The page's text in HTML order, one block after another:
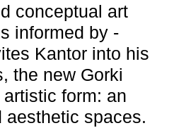
conceptual art
informed by
Kantor into his
the new Gorki
form: an
spaces.